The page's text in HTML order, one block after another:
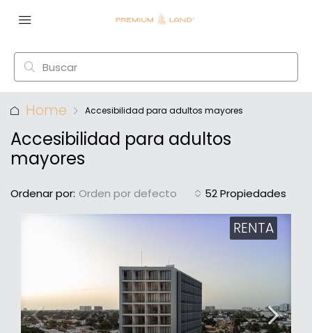
Home Accesibilidad para adultos mayores
Accesibilidad para adultos
mayores
52 Propiedades
Ordenar por: Orden por defecto
RENTA